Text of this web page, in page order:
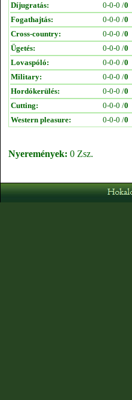
Díjugratás:
0-0-0 /0
Fogathajtás:
0-0-0 /0
Cross-country:
0-0-0 /0
Ügetés:
0-0-0 /0
Lovaspóló:
0-0-0 /0
Military:
0-0-0 /0
Hordókerülés:
0-0-0 /0
Cutting:
0-0-0 /0
Western pleasure:
0-0-0 /0
Nyeremények: 0 Zsz.